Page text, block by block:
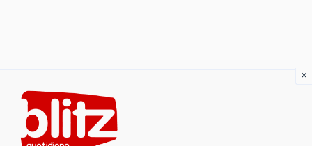
content
×